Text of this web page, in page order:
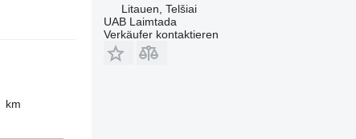
km
Litauen, Telšiai
UAB Laimtada
Verkäufer kontaktieren